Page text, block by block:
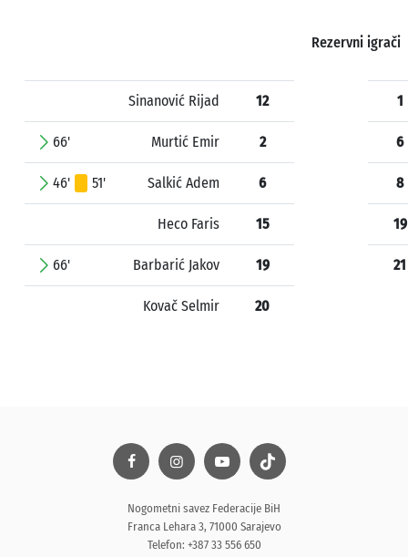
Rezervni igrači
Sinanović Rijad 12
66' Murtić Emir 2
46' 51' Salkić Adem 6
Heco Faris 15
66' Barbarić Jakov 19
Kovač Selmir 20
1
6
8
19
21
Nogometni savez Federacije BiH
Franca Lehara 3, 71000 Sarajevo
Telefon: +387 33 556 650